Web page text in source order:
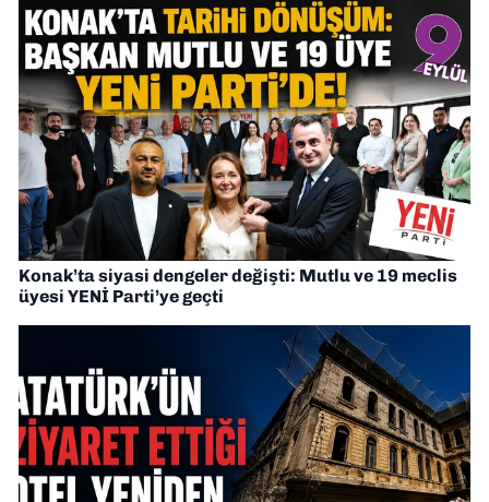
Konak’ta siyasi dengeler değişti: Mutlu ve 19 meclis
üyesi YENİ Parti’ye geçti